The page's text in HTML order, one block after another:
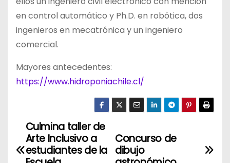
en control automático y Ph.D. en robótica, dos
ingenieros en mecatrónica y un ingeniero
comercial.
Mayores antecedentes:
https://www.hidroponiachile.cl/
N
a
Concurso de
dibujo
Culmina taller de
Arte Inclusivo a
estudiantes de la